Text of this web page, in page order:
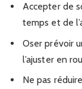
Accepter de
temps et de
Oser prévoir
l’ajuster en
Ne pas